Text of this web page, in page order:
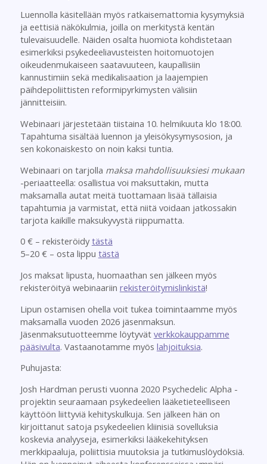
Luennolla käsitellään myös ratkaisemattomia kysymyksiä
ja eettisiä näkökulmia, joilla on merkitystä kentän
tulevaisuudelle. Näiden osalta huomiota kohdistetaan
esimerkiksi psykedeeliavusteisten hoitomuotojen
oikeudenmukaiseen saatavuuteen, kaupallisiin
kannustimiin sekä medikalisaation ja laajempien
päihdepoliittisten reformipyrkimysten välisiin
jännitteisiin.
Webinaari järjestetään tiistaina 10. helmikuuta klo 18:00.
Tapahtuma sisältää luennon ja yleisökysymysosion, ja
sen kokonaiskesto on noin kaksi tuntia.
Webinaari on tarjolla maksa mahdollisuuksiesi mukaan
-periaatteella: osallistua voi maksuttakin, mutta
maksamalla autat meitä tuottamaan lisää tällaisia
tapahtumia ja varmistat, että niitä voidaan jatkossakin
tarjota kaikille maksukyvystä riippumatta.
0 € – rekisteröidytästä
5–20 € – osta lippu tästä
Jos maksat lipusta, huomaathan sen jälkeen myös
rekisteröityä webinaariin rekisteröitymislinkistä!
Lipun ostamisen ohella voit tukea toimintaamme myös
maksamalla vuoden 2026 jäsenmaksun.
Jäsenmaksutuotteemme löytyvät verkkokauppamme
pääsivulta. Vastaanotamme myös lahjoituksia.
Puhujasta:
Josh Hardman perusti vuonna 2020 Psychedelic Alpha -
projektin seuraamaan psykedeelien lääketieteelliseen
käyttöön liittyviä kehityskulkuja. Sen jälkeen hän on
kirjoittanut satoja psykedeelien kliinisiä sovelluksia
koskevia analyyseja, esimerkiksi lääkekehityksen
merkkipaaluja, poliittisia muutoksia ja tutkimuslöydöksiä.